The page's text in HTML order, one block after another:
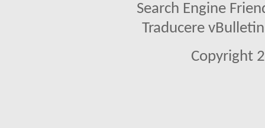
Search Engine
Traducere
Copyright